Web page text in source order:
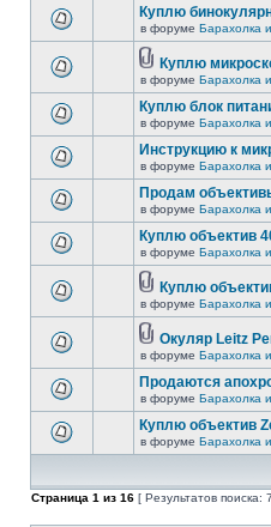
Куплю
в форуме Барахолка
Куплю
в форуме Барахолка
Куплю блок
в форуме Барахолка
Инструкцию к
в форуме Барахолка
Продам
в форуме Барахолка
Куплю объектив
в форуме Барахолка
Куплю
в форуме Барахолка
Окуляр Leitz
в форуме Барахолка
Продаются
в форуме Барахолка
Куплю объектив
в форуме Барахолка
Страница 1 из 16 [ Результатов поиска: